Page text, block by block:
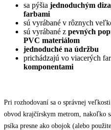
sa pýšia jednoduchým
farbami
sú vyrábané v rôznych
sú vyrábané z pevných
PVC materiálom
jednoduché na údržbu
prichádzajú vo viacerých
komponentami
Pri rozhodovaní sa o správnej
obvod krajčírskym metrom, nakoľko
psíka presne ako obojok (alebo